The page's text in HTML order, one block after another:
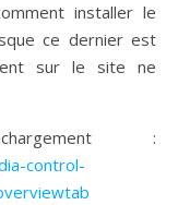
installer le
ce dernier est
sur le site ne
:
control-